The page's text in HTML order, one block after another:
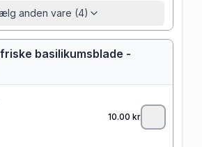
anden vare (4)
basilikumsblade -
10.00 kr